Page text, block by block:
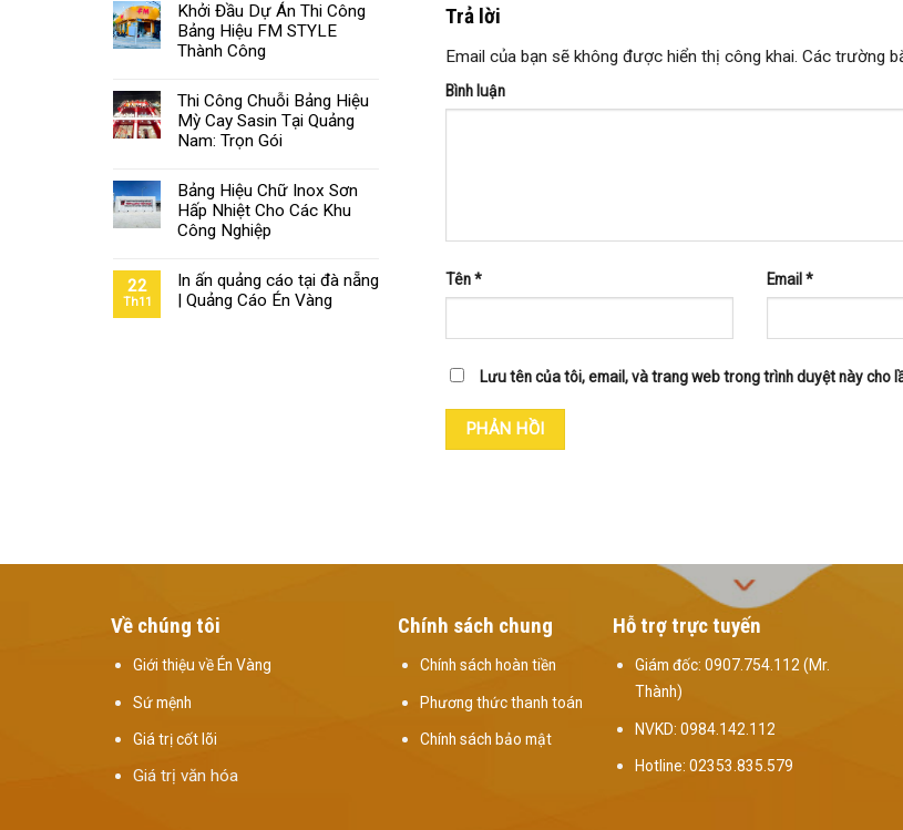
Khởi Đầu Dự Án Thi Công
Bảng Hiệu FM STYLE
Thành Công
Thi Công Chuỗi Bảng Hiệu
Mỳ Cay Sasin Tại Quảng
Nam: Trọn Gói
Bảng Hiệu Chữ Inox Sơn
Hấp Nhiệt Cho Các Khu
Công Nghiệp
22
Th11
In ấn quảng cáo tại đà nẵng
| Quảng Cáo Én Vàng
Trả lời
Email của bạn sẽ không được hiển thị công khai. Các trường
Bình luận
Tên* Email *
Lưu tên của tôi, email, và trang web trong trình duyệt này cho
Về chúng tôi
Giới thiệu về Én Vàng
Sứ mệnh
Giá trị cốt lõi
Giá trị văn hóa
Chính sách chung
Chính sách hoàn tiền
Phương thức thanh toán
Chính sách bảo mật
Hỗ trợ trực tuyến
Giám đốc: 0907.754.112 (Mr.
Thành)
NVKD: 0984.142.112
Hotline: 02353.835.579